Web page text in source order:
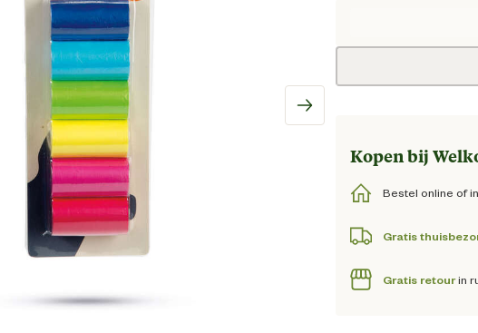
Kopen bij
Bestel online of
Gratis
Gratis retourin